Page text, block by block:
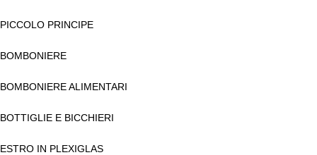
PICCOLO PRINCIPE
BOMBONIERE
BOMBONIERE ALIMENTARI
BOTTIGLIE E BICCHIERI
ESTRO IN PLEXIGLAS